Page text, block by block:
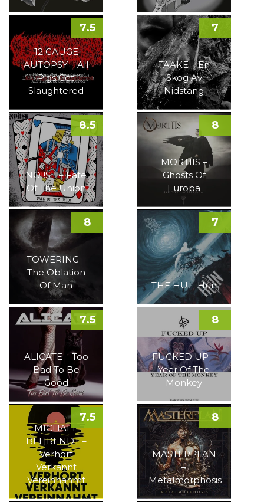
12 GAUGE
AUTOPSY – All
Pigs Get
Slaughtered
7.5
TAAKE – En
Skog Av
Nidstang
7
NOI!SE – Fate
Of The Union
8.5
MORTIIS –
Ghosts Of
Europa
8
TOWERING –
The Oblation
Of Man
8
THE HU – Hun
7
ALICATE – Too
Bad To Be
Good
7.5
FUCKED UP –
Year Of The
Monkey
8
MICHAEL
BEHRENDT –
Verhört
Verkannt
Vereinnahmt
7.5
MASTERPLAN
–
Metalmorphosis
8